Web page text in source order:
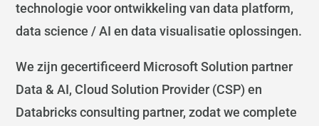
technologie voor ontwikkeling van data platform,
data science / AI en data visualisatie oplossingen.
We zijn gecertificeerd Microsoft Solution partner
Data & AI, Cloud Solution Provider (CSP) en
Databricks consulting partner, zodat we complete